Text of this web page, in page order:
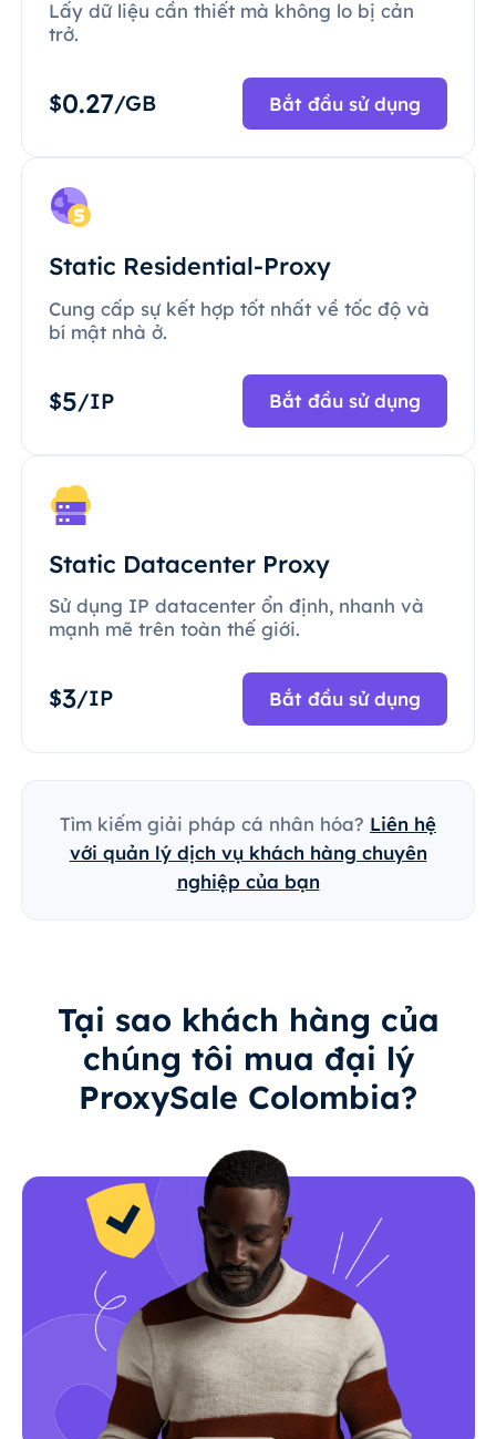
Lấy dữ liệu cần thiết mà không lo bị cản
trở.
$0.27/GB Bắt đầu sử dụng
Static Residential-Proxy
Cung cấp sự kết hợp tốt nhất về tốc độ và
bí mật nhà ở.
$5/IP Bắt đầu sử dụng
Static Datacenter Proxy
Sử dụng IP datacenter ổn định, nhanh và
mạnh mẽ trên toàn thế giới.
$3/IP Bắt đầu sử dụng
Tìm kiếm giải pháp cá nhân hóa? Liên hệ
với quản lý dịch vụ khách hàng chuyên
nghiệp của bạn
Tại sao khách hàng của
chúng tôi mua đại lý
ProxySale Colombia?